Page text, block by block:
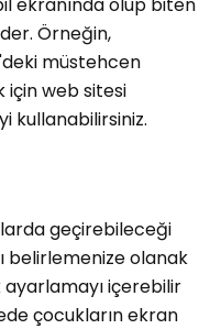
Örneğin,
müstehcen
için web sitesi
kullanabilirsiniz.
geçirebileceği
belirlemenize olanak
ayarlamayı içerebilir
çocukların ekran